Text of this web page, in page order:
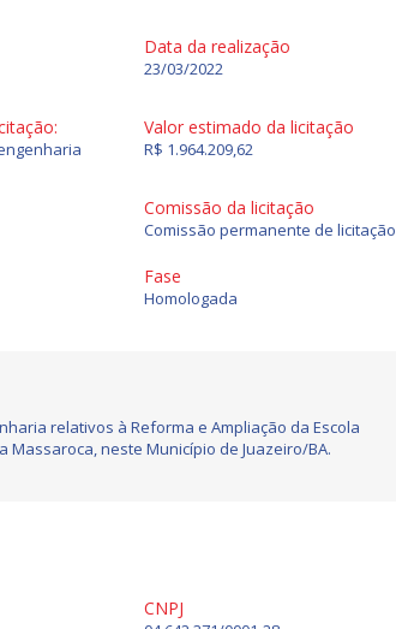
Data da realização
23/03/2022
Valor estimado da licitação
R$ 1.964.209,62
Comissão da licitação
Comissão permanente de licitação
Fase
Homologada
relativos à Reforma e Ampliação da Escola
neste Município de Juazeiro/BA.
CNPJ